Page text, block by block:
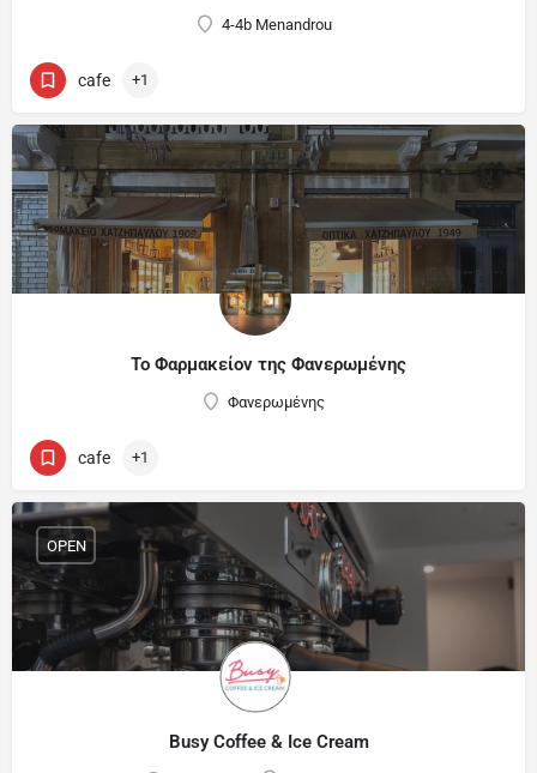
4-4b Menandrou
cafe +1
Το Φαρμακείον της Φανερωμένης
Φανερωμένης
cafe +1
Busy Coffee & Ice Cream
OPEN